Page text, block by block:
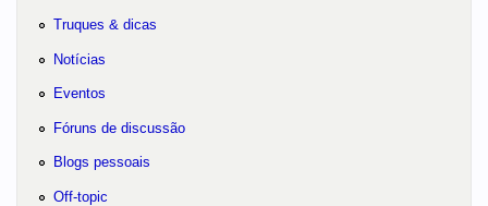
Truques & dicas
Notícias
Eventos
Fóruns de discussão
Blogs pessoais
Off-topic